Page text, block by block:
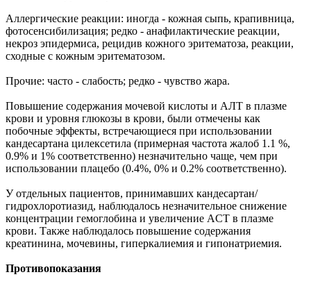
Аллергические реакции: иногда - кожная сыпь, крапивница,
фотосенсибилизация; редко - анафилактические реакции,
некроз эпидермиса, рецидив кожного эритематоза, реакции,
сходные с кожным эритематозом.
Прочие: часто - слабость; редко - чувство жара.
Повышение содержания мочевой кислоты и АЛТ в плазме
крови и уровня глюкозы в крови, были отмечены как
побочные эффекты, встречающиеся при использовании
кандесартана цилексетила (примерная частота жалоб 1.1 %,
0.9% и 1% соответственно) незначительно чаще, чем при
использовании плацебо (0.4%, 0% и 0.2% соответственно).
У отдельных пациентов, принимавших кандесартан/
гидрохлоротиазид, наблюдалось незначительное снижение
концентрации гемоглобина и увеличение ACT в плазме
крови. Также наблюдалось повышение содержания
креатинина, мочевины, гиперкалиемия и гипонатриемия.
Противопоказания